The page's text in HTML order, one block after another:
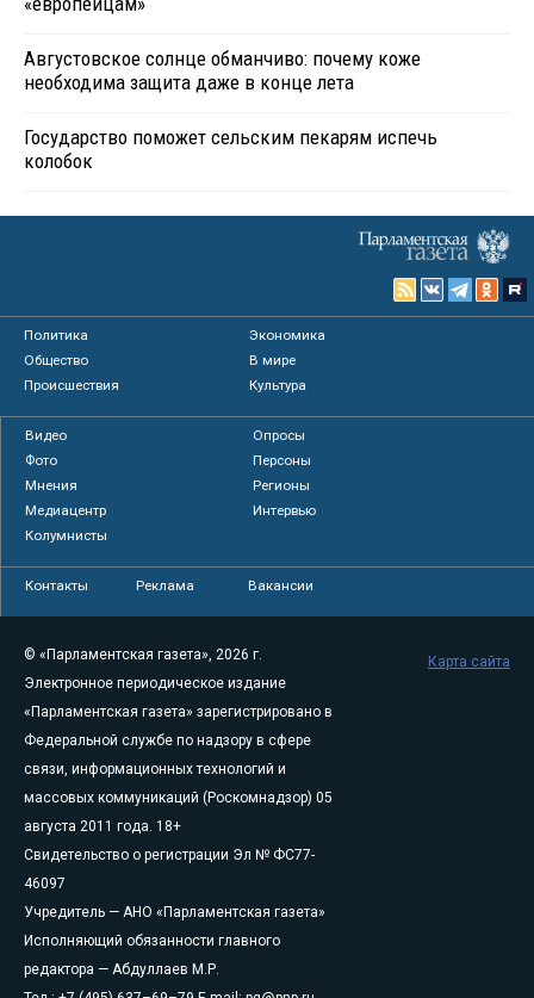
Августовское солнце обманчиво: почему коже
необходима защита даже в конце лета
Государство поможет сельским пекарям испечь
колобок
Политика
Экономика
Общество
В мире
Происшествия
Культура
Видео
Опросы
Фото
Персоны
Мнения
Регионы
Медиацентр
Интервью
Колумнисты
Контакты Реклама Вакансии
© «Парламентская газета», 2026 г.
Электронное периодическое издание
«Парламентская газета» зарегистрировано в
Федеральной службе по надзору в сфере
связи, информационных технологий и
массовых коммуникаций (Роскомнадзор) 05
августа 2011 года. 18+
Свидетельство о регистрации Эл № ФС77-
46097
Учредитель — АНО «Парламентская газета»
Исполняющий обязанности главного
редактора — Абдуллаев М.Р.
Карта сайта